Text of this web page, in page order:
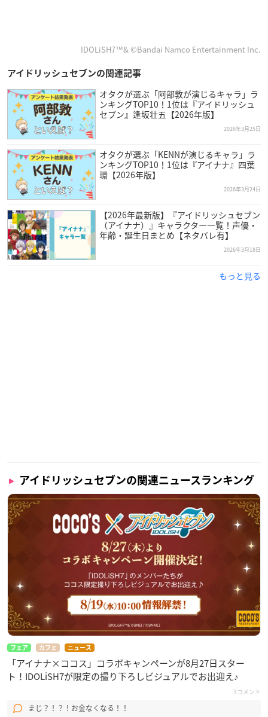
IDOLiSH7™& ©Bandai Namco Entertainment Inc.
アイドリッシュセブンの関連記事
オタクが選ぶ「阿部敦が演じるキャラ」ラ
ンキングTOP10！1位は『アイドリッシュ
セブン』逢坂壮五【2026年版】
2026年3月25日
オタクが選ぶ「KENNが演じるキャラ」ラ
ンキングTOP10！1位は『アイナナ』四葉
環【2026年版】
2026年3月24日
【2026年最新版】『アイドリッシュセブン
（アイナナ）』キャラクター一覧！声優・
年齢・誕生日まとめ【ネタバレ有】
2026年3月18日
もっと見る
アイドリッシュセブンの関連ニュースランキング
フェア カフェ ニュース
「アイナナ×ココス」コラボキャンペーンが8月27日スター
ト！IDOLiSH7が限定の撮り下ろしビジュアルでお出迎え♪
3コメント
まじ？！？！お金なくなる！！